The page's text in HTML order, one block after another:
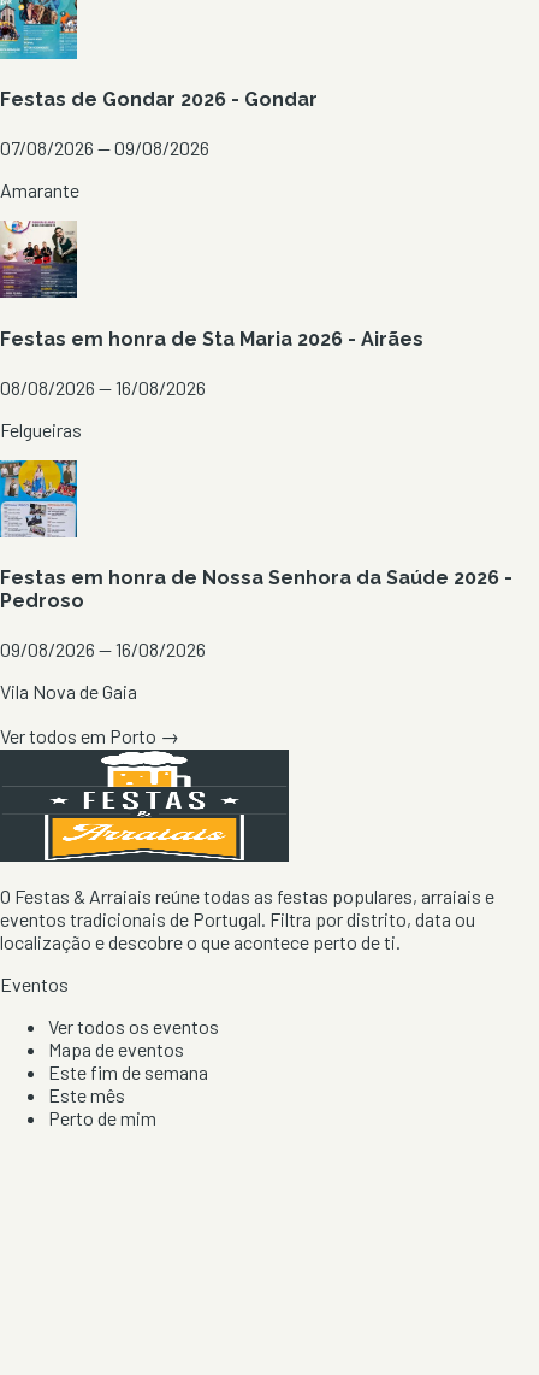
Festas de Gondar 2026 - Gondar
07/08/2026 — 09/08/2026
Amarante
Festas em honra de Sta Maria 2026 - Airães
08/08/2026 — 16/08/2026
Felgueiras
Festas em honra de Nossa Senhora da Saúde 2026 -
Pedroso
09/08/2026 — 16/08/2026
Vila Nova de Gaia
Ver todos em Porto →
O Festas & Arraiais reúne todas as festas populares, arraiais e
eventos tradicionais de Portugal. Filtra por distrito, data ou
localização e descobre o que acontece perto de ti.
Eventos
Ver todos os eventos
Mapa de eventos
Este fim de semana
Este mês
Perto de mim